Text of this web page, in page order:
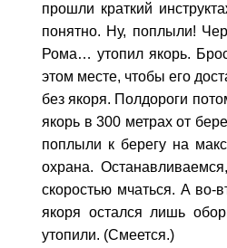
прошли краткий
понятно. Ну, поплыли!
Рома… утопил якорь.
этом месте, чтобы его
без якоря. Полдороги
якорь в 300 метрах от
поплыли к берегу на
охрана.
скоростью мчаться. А
якоря остался лишь
утопили. (Смеется.)